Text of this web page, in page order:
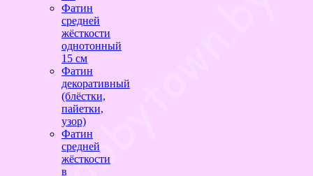
Фатин
средней
жёсткости
однотонный
15 см
Фатин
декоративный
(блёстки,
пайетки,
узор)
Фатин
средней
жёсткости
в